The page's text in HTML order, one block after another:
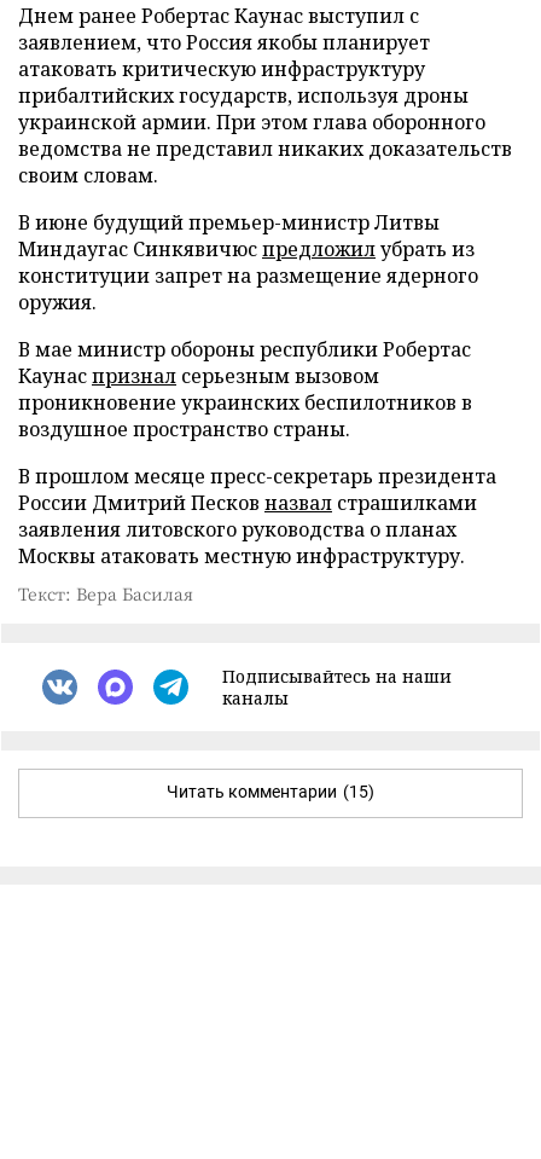
Днем ранее Робертас Каунас выступил с
заявлением, что Россия якобы планирует
атаковать критическую инфраструктуру
прибалтийских государств, используя дроны
украинской армии. При этом глава оборонного
ведомства не представил никаких доказательств
своим словам.
В июне будущий премьер-министр Литвы
Миндаугас Синкявичюспредложилубрать из
конституции запрет на размещение ядерного
оружия.
В мае министр обороны республики Робертас
Каунаспризнал серьезным вызовом
проникновение украинских беспилотников в
воздушное пространство страны.
В прошлом месяце пресс-секретарь президента
России Дмитрий Песков назвал страшилками
заявления литовского руководства о планах
Москвы атаковать местную инфраструктуру.
Текст: Вера Басилая
Подписывайтесь на наши
каналы
Читать комментарии (15)